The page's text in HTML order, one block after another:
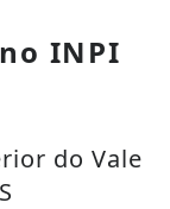
INPI
do Vale